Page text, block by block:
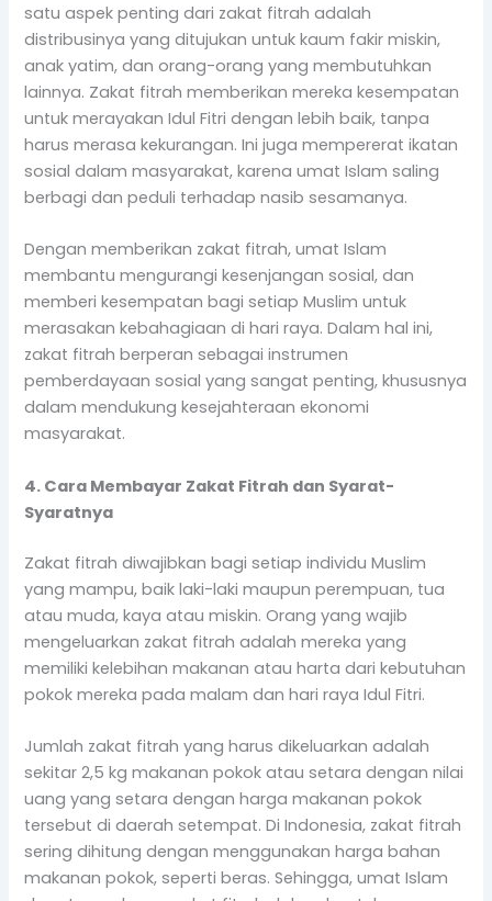
satu aspek penting dari zakat fitrah adalah
distribusinya yang ditujukan untuk kaum fakir miskin,
anak yatim, dan orang-orang yang membutuhkan
lainnya. Zakat fitrah memberikan mereka kesempatan
untuk merayakan Idul Fitri dengan lebih baik, tanpa
harus merasa kekurangan. Ini juga mempererat ikatan
sosial dalam masyarakat, karena umat Islam saling
berbagi dan peduli terhadap nasib sesamanya.
Dengan memberikan zakat fitrah, umat Islam
membantu mengurangi kesenjangan sosial, dan
memberi kesempatan bagi setiap Muslim untuk
merasakan kebahagiaan di hari raya. Dalam hal ini,
zakat fitrah berperan sebagai instrumen
pemberdayaan sosial yang sangat penting, khususnya
dalam mendukung kesejahteraan ekonomi
masyarakat.
4. Cara Membayar Zakat Fitrah dan Syarat-
Syaratnya
Zakat fitrah diwajibkan bagi setiap individu Muslim
yang mampu, baik laki-laki maupun perempuan, tua
atau muda, kaya atau miskin. Orang yang wajib
mengeluarkan zakat fitrah adalah mereka yang
memiliki kelebihan makanan atau harta dari kebutuhan
pokok mereka pada malam dan hari raya Idul Fitri.
Jumlah zakat fitrah yang harus dikeluarkan adalah
sekitar 2,5 kg makanan pokok atau setara dengan nilai
uang yang setara dengan harga makanan pokok
tersebut di daerah setempat. Di Indonesia, zakat fitrah
sering dihitung dengan menggunakan harga bahan
makanan pokok, seperti beras. Sehingga, umat Islam